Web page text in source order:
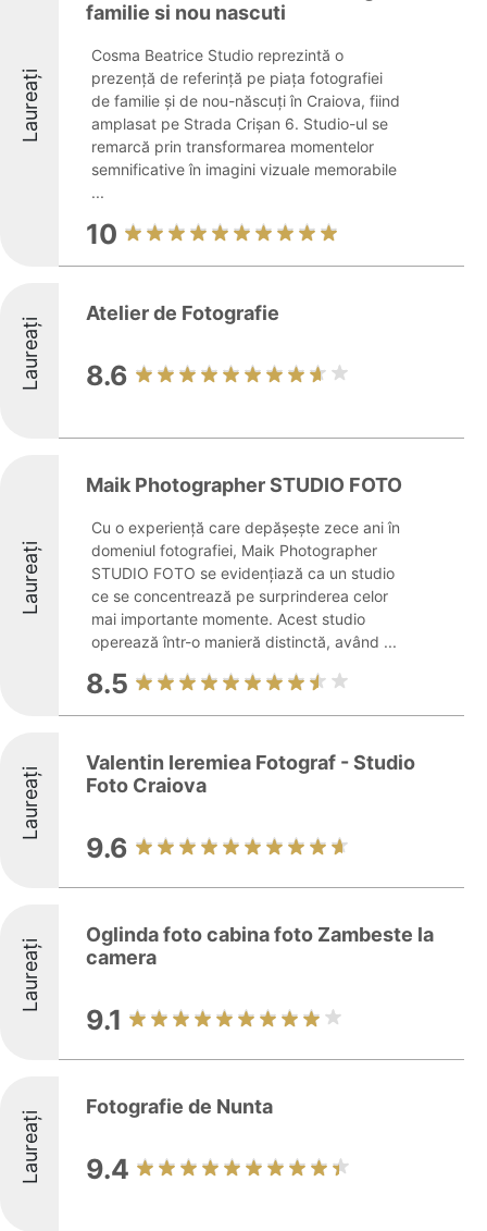
Laureați
familie si nou nascuti
Cosma Beatrice Studio reprezintă o
prezență de referință pe piața fotografiei
de familie și de nou-născuți în Craiova, fiind
amplasat pe Strada Crișan 6. Studio-ul se
remarcă prin transformarea momentelor
semnificative în imagini vizuale memorabile
...
10
Laureați
Atelier de Fotografie
8.6
Laureați
Maik Photographer STUDIO FOTO
Cu o experiență care depășește zece ani în
domeniul fotografiei, Maik Photographer
STUDIO FOTO se evidențiază ca un studio
ce se concentrează pe surprinderea celor
mai importante momente. Acest studio
operează într-o manieră distinctă, având ...
8.5
Laureați
Valentin Ieremiea Fotograf - Studio
Foto Craiova
9.6
Laureați
Oglinda foto cabina foto Zambeste la
camera
9.1
Laureați
Fotografie de Nunta
9.4